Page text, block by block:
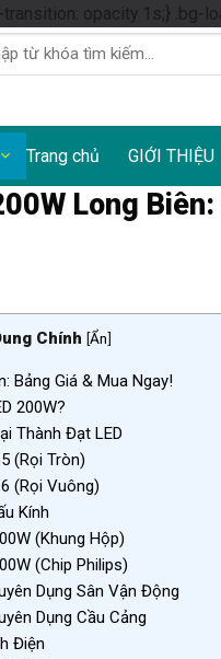
opacity 1s;} .bg-
Trang chủ GIỚI THIỆU
Long
Chính [Ẩn]
Bảng Giá & Mua Ngay!
200W?
Thành Đạt LED
(Rọi Tròn)
(Rọi Vuông)
Kính
(Khung Hộp)
(Chip Philips)
Dụng Sân Vận Động
Dụng Cầu Cảng
Điện